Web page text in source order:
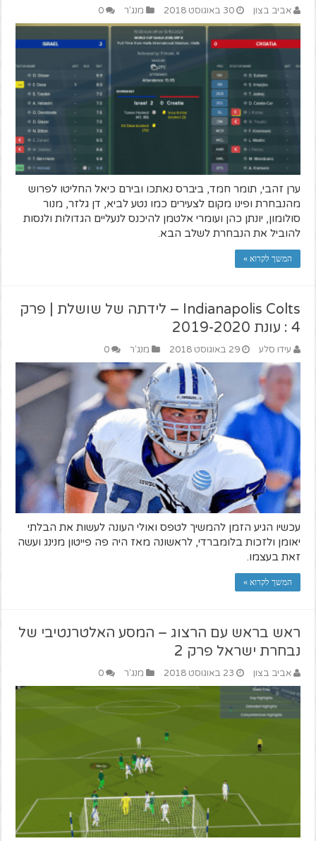
אביב בצון 30 באוגוסט 2018 מנג'ר 0
ערן זהבי, תומר חמד, ביברס נאתכו ובירם כיאל החליטו לפרוש
מהנבחרת ופינו מקום לצעירים כמו נטע לביא, דן גלזר, מנור
סולומון, יונתן כהן ועומרי אלטמן להיכנס לנעליים הגדולות ולנסות
להוביל את הנבחרת לשלב הבא.
המשך לקרוא »
Indianapolis Colts – לידתה של שושלת | פרק
4 : עונת 2019-2020
עידו סלע 29 באוגוסט 2018 מנג'ר 0
עכשיו הגיע הזמן להמשיך לטפס ואולי העונה לעשות את הבלתי
יאומן ולזכות בלומברדי, לראשונה מאז היה פה פייטון מנינג ועשה
זאת בעצמו.
המשך לקרוא »
ראש בראש עם הרצוג – המסע האלטרנטיבי של
נבחרת ישראל פרק 2
אביב בצון 23 באוגוסט 2018 מנג'ר 0